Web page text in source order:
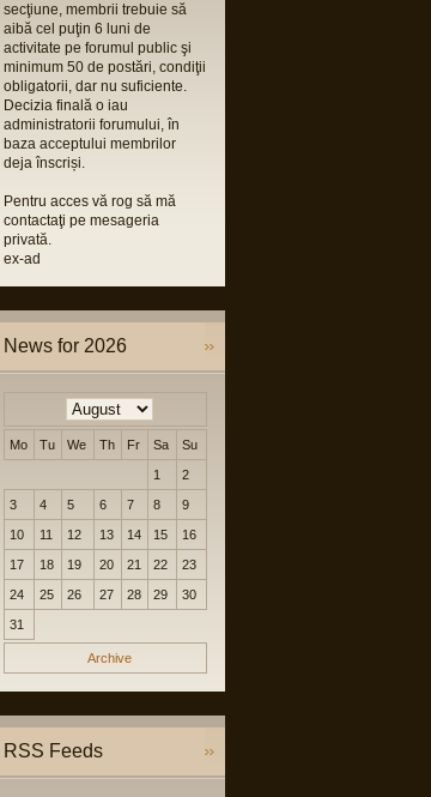
secţiune, membrii trebuie să
aibă cel puţin 6 luni de
activitate pe forumul public şi
minimum 50 de postări, condiţii
obligatorii, dar nu suficiente.
Decizia finală o iau
administratorii forumului, în
baza acceptului membrilor
deja înscriși.
Pentru acces vă rog să mă
contactaţi pe mesageria
privată.
ex-ad
News for 2026
Mo Tu We Th Fr Sa Su
1 2
3 4 5 6 7 8 9
10 11 12 13 14 15 16
17 18 19 20 21 22 23
24 25 26 27 28 29 30
31
Archive
RSS Feeds